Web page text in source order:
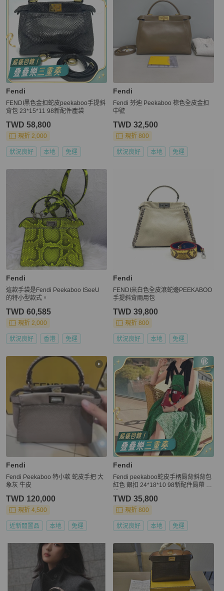
Fendi
FENDI黑色金扣蛇皮peekaboo手提斜
背包 23*15*11 98新配件塵袋
TWD 58,800
現折 2,000
狀況良好 本地 免運
Fendi
Fendi 芬迪 Peekaboo 棕色全皮金扣
中號
TWD 32,500
現折 800
狀況良好 本地 免運
Fendi
這款手袋是Fendi Peekaboo ISeeU
的特小型款式。
TWD 60,585
現折 2,000
狀況良好 香港 免運
Fendi
FENDI米白色全皮滾蛇邊PEEKABOO
手提斜背兩用包
TWD 39,800
現折 800
狀況良好 本地 免運
Fendi
Fendi Peekaboo 特小款 蛇皮手把 大
象灰 牛皮
TWD 120,000
現折 4,500
近新閒置品 本地 免運
Fendi
Fendi peekaboo蛇皮手柄肩背斜背包
紅色 銀扣 24*18*10 98新配件肩帶 塵
TWD 35,800
現折 800
狀況良好 本地 免運